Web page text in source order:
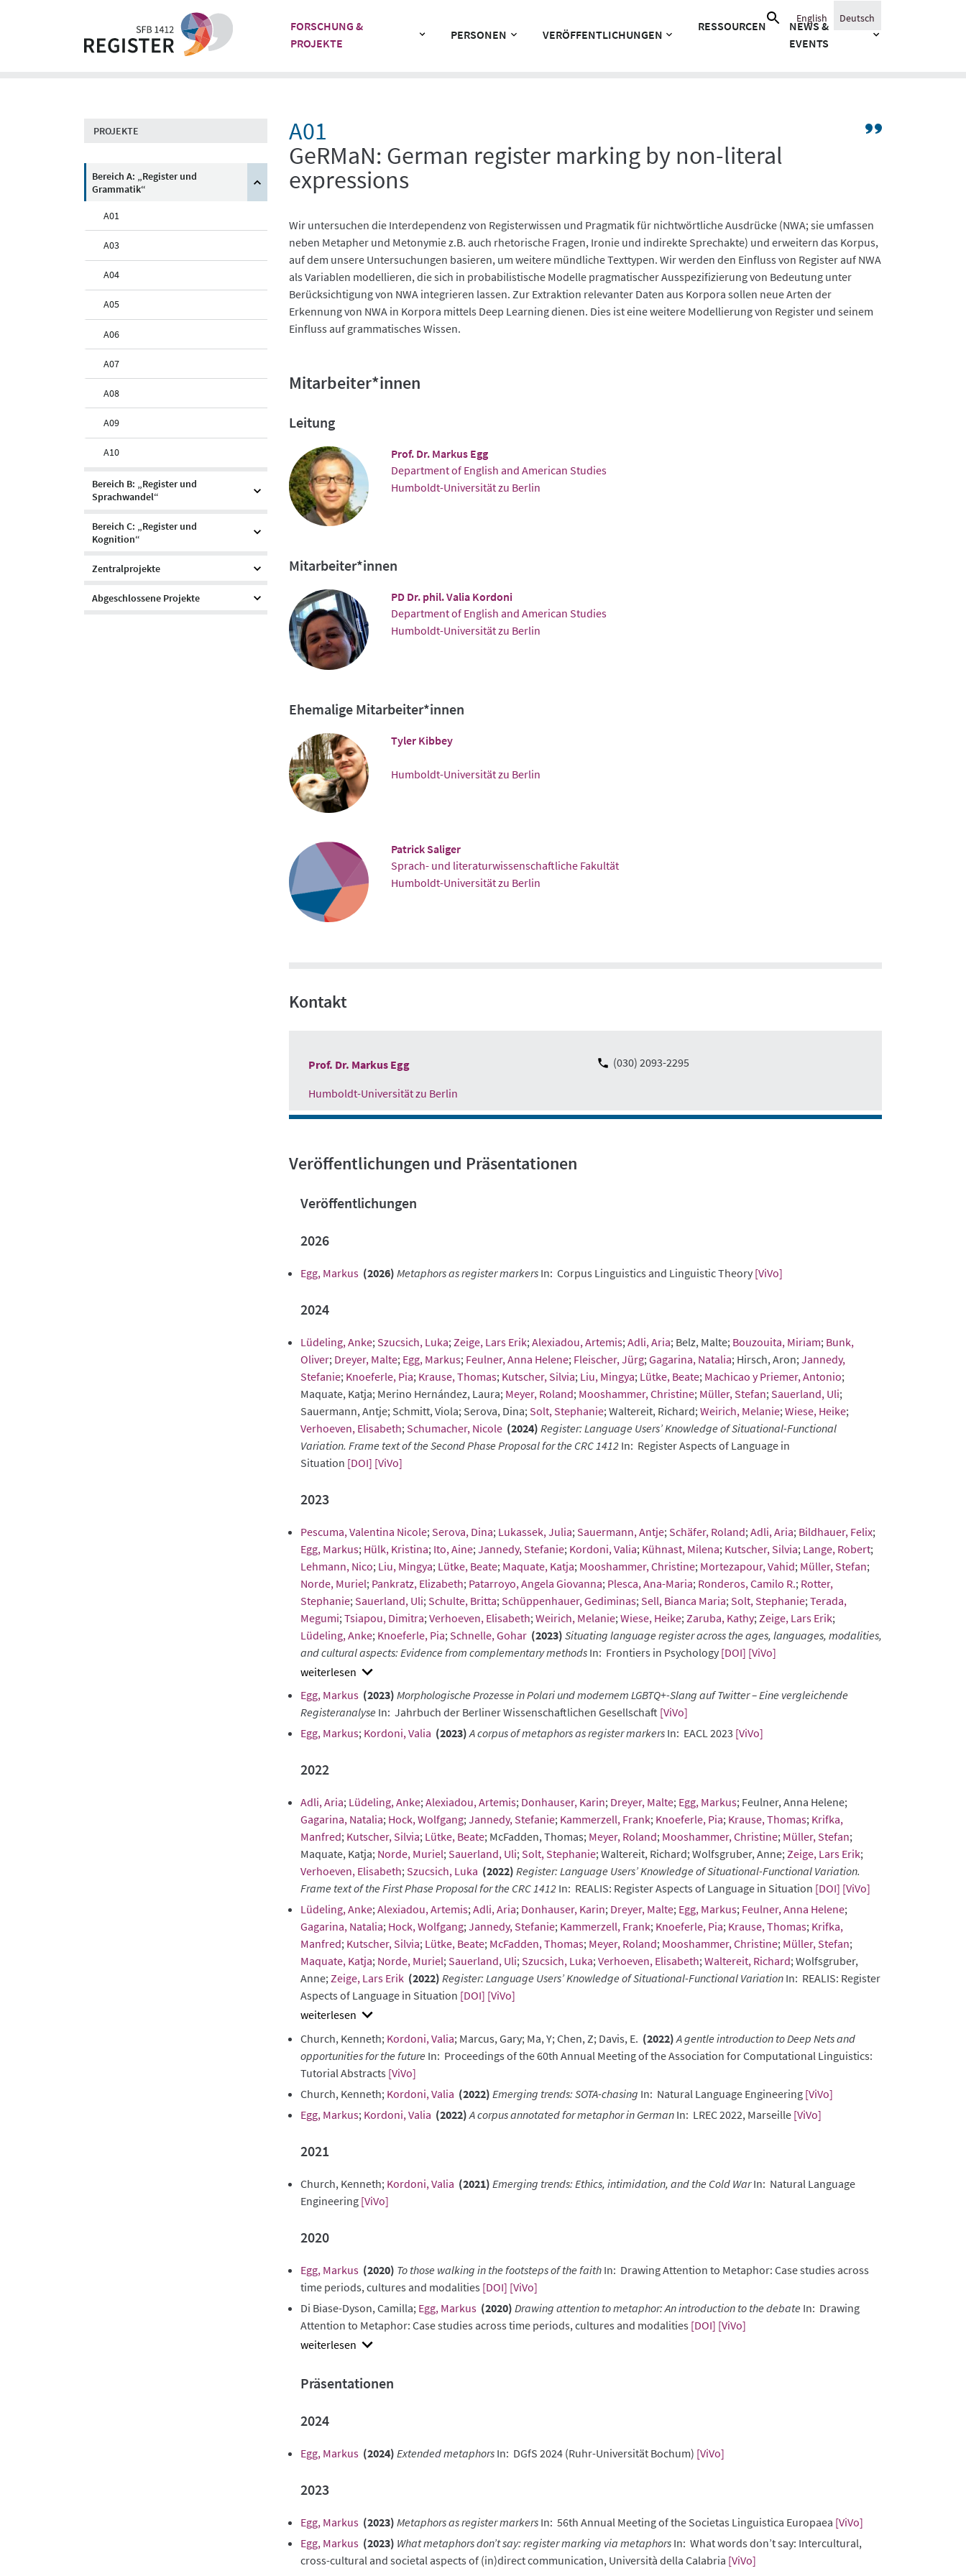
FORSCHUNG &
PROJEKTE
PERSONEN VERÖFFENTLICHUNGEN
RESSOURCEN
NEWS &
EVENTS
Suche
nach:
English Deutsch
PROJEKTE
Bereich A: „Register und
Grammatik“
A01
A03
A04
A05
A06
A07
A08
A09
A10
Bereich B: „Register und
Sprachwandel“
Bereich C: „Register und
Kognition“
Zentralprojekte
Abgeschlossene Projekte
A01
GeRMaN: German register marking by non-literal
expressions
Gehe
Grammatik“
Wir untersuchen die Interdependenz von Registerwissen und Pragmatik für nichtwörtliche Ausdrücke (NWA; sie umfassen
neben Metapher und Metonymie z.B. auch rhetorische Fragen, Ironie und indirekte Sprechakte) und erweitern das Korpus,
auf dem unsere Untersuchungen basieren, um weitere mündliche Texttypen. Wir werden den Einfluss von Register auf NWA
als Variablen modellieren, die sich in probabilistische Modelle pragmatischer Ausspezifizierung von Bedeutung unter
Berücksichtigung von NWA integrieren lassen. Zur Extraktion relevanter Daten aus Korpora sollen neue Arten der
Erkennung von NWA in Korpora mittels Deep Learning dienen. Dies ist eine weitere Modellierung von Register und seinem
Einfluss auf grammatisches Wissen.
Mitarbeiter*innen
Leitung
Prof. Dr. Markus Egg
Department of English and American Studies
Humboldt-Universität zu Berlin
Mitarbeiter*innen
PD Dr. phil. Valia Kordoni
Department of English and American Studies
Humboldt-Universität zu Berlin
Ehemalige Mitarbeiter*innen
Tyler Kibbey
Humboldt-Universität zu Berlin
Patrick Saliger
Sprach- und literaturwissenschaftliche Fakultät
Humboldt-Universität zu Berlin
Kontakt
Prof. Dr. Markus Egg
Humboldt-Universität zu Berlin
(030) 2093-2295
Veröffentlichungen und Präsentationen
Veröffentlichungen
2026
Egg, Markus (2026) Metaphors as register markers In: Corpus Linguistics and Linguistic Theory [ViVo]
2024
Lüdeling, Anke; Szucsich, Luka; Zeige, Lars Erik; Alexiadou, Artemis; Adli, Aria; Belz, Malte; Bouzouita, Miriam; Bunk,
Oliver; Dreyer, Malte; Egg, Markus; Feulner, Anna Helene; Fleischer, Jürg; Gagarina, Natalia; Hirsch, Aron; Jannedy,
Stefanie; Knoeferle, Pia; Krause, Thomas; Kutscher, Silvia; Liu, Mingya; Lütke, Beate; Machicao y Priemer, Antonio;
Maquate, Katja; Merino Hernández, Laura; Meyer, Roland; Mooshammer, Christine; Müller, Stefan; Sauerland, Uli;
Sauermann, Antje; Schmitt, Viola; Serova, Dina; Solt, Stephanie; Waltereit, Richard; Weirich, Melanie; Wiese, Heike;
Verhoeven, Elisabeth; Schumacher, Nicole (2024) Register: Language Users’ Knowledge of Situational-Functional
Variation. Frame text of the Second Phase Proposal for the CRC 1412 In: Register Aspects of Language in
Situation [DOI] [ViVo]
2023
Pescuma, Valentina Nicole; Serova, Dina; Lukassek, Julia; Sauermann, Antje; Schäfer, Roland; Adli, Aria; Bildhauer, Felix;
Egg, Markus; Hülk, Kristina; Ito, Aine; Jannedy, Stefanie; Kordoni, Valia; Kühnast, Milena; Kutscher, Silvia; Lange, Robert;
Lehmann, Nico; Liu, Mingya; Lütke, Beate; Maquate, Katja; Mooshammer, Christine; Mortezapour, Vahid; Müller, Stefan;
Norde, Muriel; Pankratz, Elizabeth; Patarroyo, Angela Giovanna; Plesca, Ana-Maria; Ronderos, Camilo R.; Rotter,
Stephanie; Sauerland, Uli; Schulte, Britta; Schüppenhauer, Gediminas; Sell, Bianca Maria; Solt, Stephanie; Terada,
Megumi; Tsiapou, Dimitra; Verhoeven, Elisabeth; Weirich, Melanie; Wiese, Heike; Zaruba, Kathy; Zeige, Lars Erik;
Lüdeling, Anke; Knoeferle, Pia; Schnelle, Gohar (2023) Situating language register across the ages, languages, modalities,
and cultural aspects: Evidence from complementary methods In: Frontiers in Psychology [DOI] [ViVo]
show
abstract
Egg, Markus (2023) Morphologische Prozesse in Polari und modernem LGBTQ+-Slang auf Twitter – Eine vergleichende
Registeranalyse In: Jahrbuch der Berliner Wissenschaftlichen Gesellschaft [ViVo]
Egg, Markus; Kordoni, Valia (2023) A corpus of metaphors as register markers In: EACL 2023 [ViVo]
2022
Adli, Aria; Lüdeling, Anke;Alexiadou, Artemis; Donhauser, Karin; Dreyer, Malte; Egg, Markus; Feulner, Anna Helene;
Gagarina, Natalia; Hock, Wolfgang;Jannedy, Stefanie; Kammerzell, Frank; Knoeferle, Pia; Krause, Thomas; Krifka,
Manfred; Kutscher, Silvia; Lütke, Beate; McFadden, Thomas; Meyer, Roland; Mooshammer, Christine; Müller, Stefan;
Maquate, Katja; Norde, Muriel; Sauerland, Uli; Solt, Stephanie; Waltereit, Richard; Wolfsgruber, Anne;Zeige, Lars Erik;
Verhoeven, Elisabeth; Szucsich, Luka (2022) Register: Language Users’ Knowledge of Situational-Functional Variation.
Frame text of the First Phase Proposal for the CRC 1412 In: REALIS: Register Aspects of Language in Situation [DOI] [ViVo]
Lüdeling, Anke;Alexiadou, Artemis;Adli, Aria; Donhauser, Karin; Dreyer, Malte; Egg, Markus; Feulner, Anna Helene;
Gagarina, Natalia; Hock, Wolfgang;Jannedy, Stefanie; Kammerzell, Frank; Knoeferle, Pia; Krause, Thomas; Krifka,
Manfred; Kutscher, Silvia; Lütke, Beate; McFadden, Thomas; Meyer, Roland; Mooshammer, Christine; Müller, Stefan;
Maquate, Katja; Norde, Muriel; Sauerland, Uli; Szucsich, Luka;Verhoeven, Elisabeth;Waltereit, Richard; Wolfsgruber,
Anne;Zeige, Lars Erik (2022) Register: Language Users’ Knowledge of Situational-Functional Variation In: REALIS: Register
Aspects of Language in Situation [DOI] [ViVo]
show
abstract
Church, Kenneth; Kordoni, Valia; Marcus, Gary; Ma, Y; Chen, Z; Davis, E. (2022) A gentle introduction to Deep Nets and
opportunities for the future In: Proceedings of the 60th Annual Meeting of the Association for Computational Linguistics:
Tutorial Abstracts [ViVo]
Church, Kenneth; Kordoni, Valia (2022) Emerging trends: SOTA-chasing In: Natural Language Engineering [ViVo]
Egg, Markus; Kordoni, Valia (2022) A corpus annotated for metaphor in German In: LREC 2022, Marseille [ViVo]
2021
Church, Kenneth; Kordoni, Valia (2021) Emerging trends: Ethics, intimidation, and the Cold WarIn: Natural Language
Engineering [ViVo]
2020
Egg, Markus (2020) To those walking in the footsteps of the faith In: Drawing Attention to Metaphor: Case studies across
time periods, cultures and modalities [DOI] [ViVo]
Di Biase-Dyson, Camilla; Egg, Markus (2020) Drawing attention to metaphor: An introduction to the debate In: Drawing
Attention to Metaphor: Case studies across time periods, cultures and modalities [DOI] [ViVo]
show
Präsentationen
2024
Egg, Markus (2024) Extended metaphors In: DGfS 2024 (Ruhr-Universität Bochum) [ViVo]
2023
Egg, Markus (2023) Metaphors as register markers In: 56th Annual Meeting of the Societas Linguistica Europaea [ViVo]
Egg, Markus (2023) What metaphors don’t say: register marking via metaphors In: What words don’t say: Intercultural,
cross-cultural and societal aspects of (in)direct communication, Università della Calabria [ViVo]